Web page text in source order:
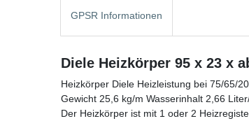
GPSR Informationen
Diele Heizkörper 95 x 23 x
Heizkörper Diele Heizleistung bei 75/65/
Gewicht 25,6 kg/m Wasserinhalt 2,66
Der Heizkörper ist mit 1 oder 2